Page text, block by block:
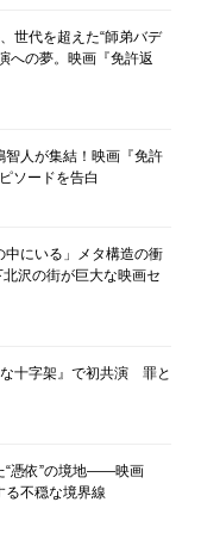
世代を超えた“師弟バデ
への夢。映画『免許返
人が集結！映画『免許
ソードを告白
中にいる」メタ構造の衝
沢の街が巨大な映画セ
十字架』で初共演 罪と
“憑依”の境地――映画
る不穏な境界線